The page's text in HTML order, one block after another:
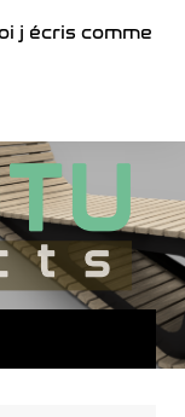
j écris comme